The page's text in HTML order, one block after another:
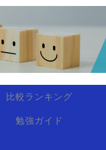
比較ランキング
勉強ガイド